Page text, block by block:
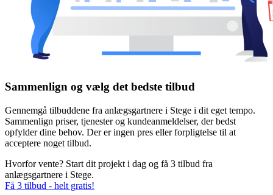
Sammenlign og vælg det bedste tilbud
Gennemgå tilbuddene fra anlægsgartnere i Stege i dit eget tempo.
Sammenlign priser, tjenester og kundeanmeldelser, der bedst
opfylder dine behov. Der er ingen pres eller forpligtelse til at
acceptere noget tilbud.
Hvorfor vente? Start dit projekt i dag og få 3 tilbud fra
anlægsgartnere i Stege.
Få 3 tilbud - helt gratis!